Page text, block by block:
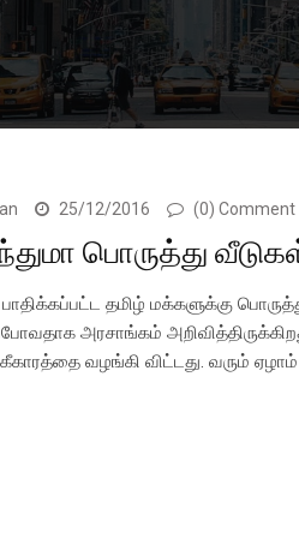
25/12/2016 (0) Comment
பொருத்து
தமிழ் மக்களுக்கு
அரசாங்கம்
வழங்கி விட்டது. வரும் ஏழாம்